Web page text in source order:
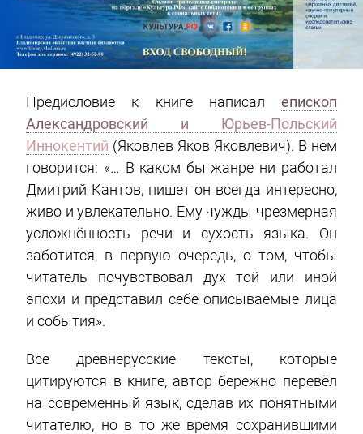
Предисловие к книге написал епископ
Александровский и Юрьев-Польский
Иннокентий (Яковлев Яков Яковлевич). В нем
говорится: «… В каком бы жанре ни работал
Дмитрий Кантов, пишет он всегда интересно,
живо и увлекательно. Ему чужды чрезмерная
усложнённость речи и сухость языка. Он
заботится, в первую очередь, о том, чтобы
читатель почувствовал дух той или иной
эпохи и представил себе описываемые лица
и события».
Все древнерусские тексты, которые
цитируются в книге, автор бережно перевёл
на современный язык, сделав их понятными
читателю, но в то же время сохранившими